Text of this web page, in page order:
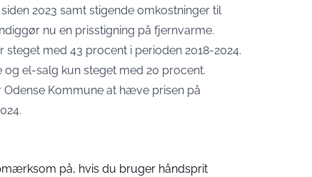
2023 samt stigende omkostninger til
nu en prisstigning på fjernvarme.
med 43 procent i perioden 2018-2024.
el-salg kun steget med 20 procent.
Kommune at hæve prisen på
på, hvis du bruger håndsprit